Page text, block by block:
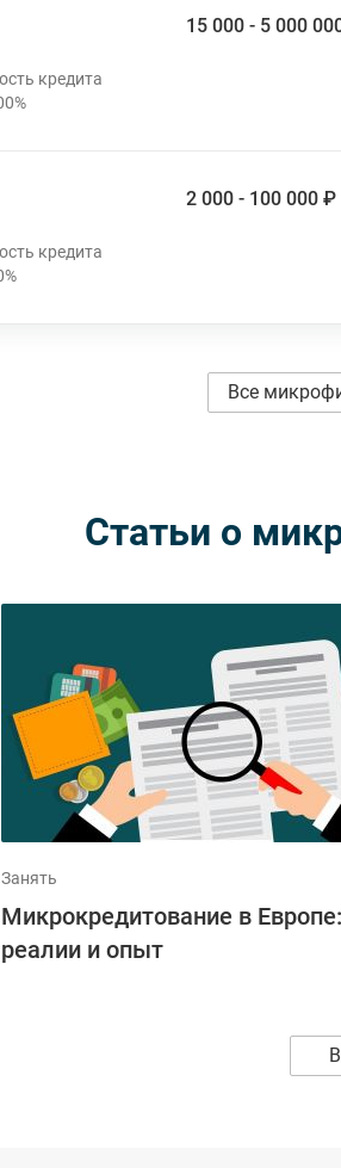
15 000 - 5 000
2 000 - 100 000 ₽
Все
Статьи о
Занять
Микрокредитование в Европе:
реалии и опыт